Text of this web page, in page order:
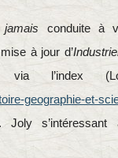
jamais
conduite à
à jour d’
l’index
geographie-et-
Joly s’intéressant